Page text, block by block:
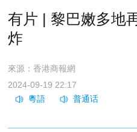
有片 | 黎巴嫩多地
炸
來源：香港商報網
2024-09-19 22:17